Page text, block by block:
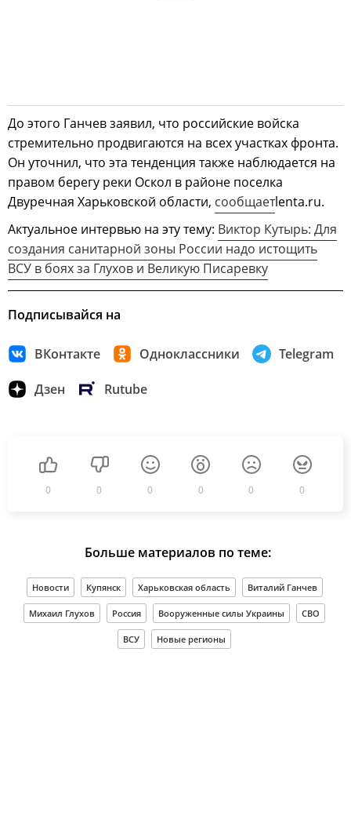
До этого Ганчев заявил, что российские войска
стремительно продвигаются на всех участках фронта.
Он уточнил, что эта тенденция также наблюдается на
правом берегу реки Оскол в районе поселка
Двуречная Харьковской области, сообщаетlenta.ru.
Актуальное интервью на эту тему: Виктор Кутырь: Для
создания санитарной зоны России надо истощить
ВСУ в боях за Глухов и Великую Писаревку
Подписывайся на
ВКонтакте Одноклассники Telegram
Дзен Rutube
0 0 0 0 0 0
Больше материалов по теме:
Новости Купянск Харьковская область Виталий Ганчев
Михаил Глухов Россия Вооруженные силы Украины СВО
ВСУ Новые регионы